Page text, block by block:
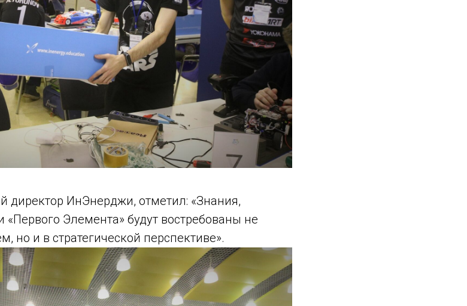
директор ИнЭнерджи, отметил: «Знания,
Элемента» будут востребованы не
но и в стратегической перспективе».